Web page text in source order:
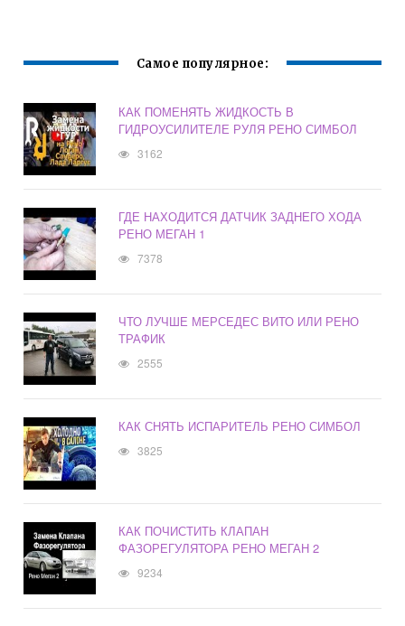
Самое популярное:
КАК ПОМЕНЯТЬ ЖИДКОСТЬ В
ГИДРОУСИЛИТЕЛЕ РУЛЯ РЕНО СИМБОЛ
3162
ГДЕ НАХОДИТСЯ ДАТЧИК ЗАДНЕГО ХОДА
РЕНО МЕГАН 1
7378
ЧТО ЛУЧШЕ МЕРСЕДЕС ВИТО ИЛИ РЕНО
ТРАФИК
2555
КАК СНЯТЬ ИСПАРИТЕЛЬ РЕНО СИМБОЛ
3825
КАК ПОЧИСТИТЬ КЛАПАН
ФАЗОРЕГУЛЯТОРА РЕНО МЕГАН 2
9234